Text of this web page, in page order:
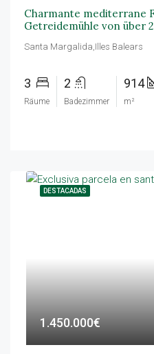
Charmante mediterrane
Getreidemühle von über
Santa Margalida,Illes Balears
3
Räume
2
Badezimmer
914
m²
DESTACADAS
1.450.000€